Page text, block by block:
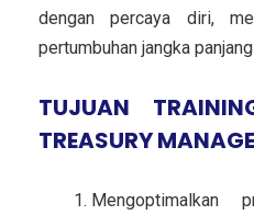
dengan percaya diri,
pertumbuhan jangka
TUJUAN
TREASURY
Mengoptimalkan